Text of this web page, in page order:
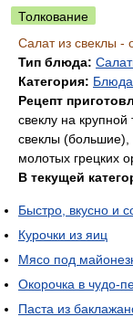
Толкование
Салат из свеклы -
Тип блюда:
Категория:
Рецепт
свеклу на
свеклы
молотых грецких
В текущей
Быстро, вкусно и
Курочки из яиц
Мясо под
Окорочка в чудо-
Паста из